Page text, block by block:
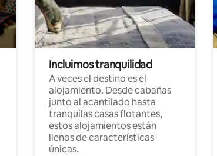
Incluimos tranquilidad
A veces el destino es el
alojamiento. Desde cabañas
junto al acantilado hasta
tranquilas casas flotantes,
estos alojamientos están
llenos de características
únicas.